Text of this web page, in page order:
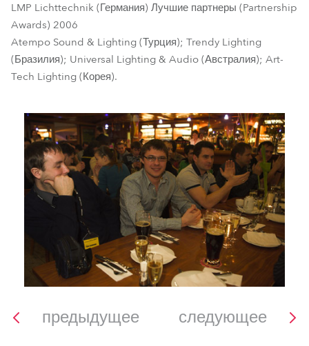
LMP Lichttechnik (Германия) Лучшие партнеры (Partnership
Awards) 2006
Atempo Sound & Lighting (Турция); Trendy Lighting
(Бразилия); Universal Lighting & Audio (Австралия); Art-
Tech Lighting (Корея).
предыдущее следующее